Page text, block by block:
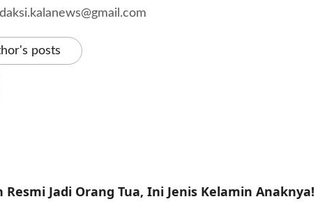
posts
Resmi Jadi Orang Tua, Ini Jenis Kelamin Anaknya!